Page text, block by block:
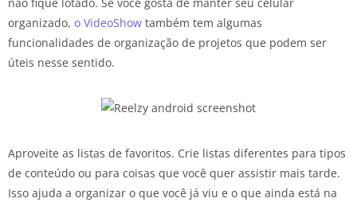
organizado, o VideoShow também tem algumas
funcionalidades de organização de projetos que podem ser
úteis nesse sentido.
Aproveite as listas de favoritos. Crie listas diferentes para tipos
de conteúdo ou para coisas que você quer assistir mais tarde.
Isso ajuda a organizar o que você já viu e o que ainda está na